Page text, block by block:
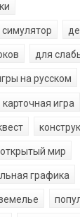
для
на русском
карточная игра
открытый мир
графика